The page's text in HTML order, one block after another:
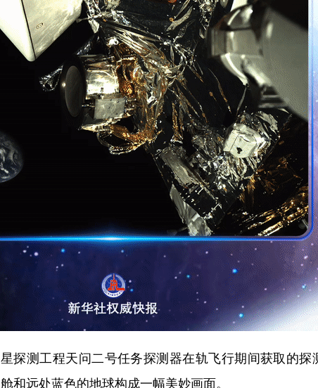
测工程天问二号任务探测器在轨飞行期间获取的探
和远处蓝色的地球构成一幅美妙画面。